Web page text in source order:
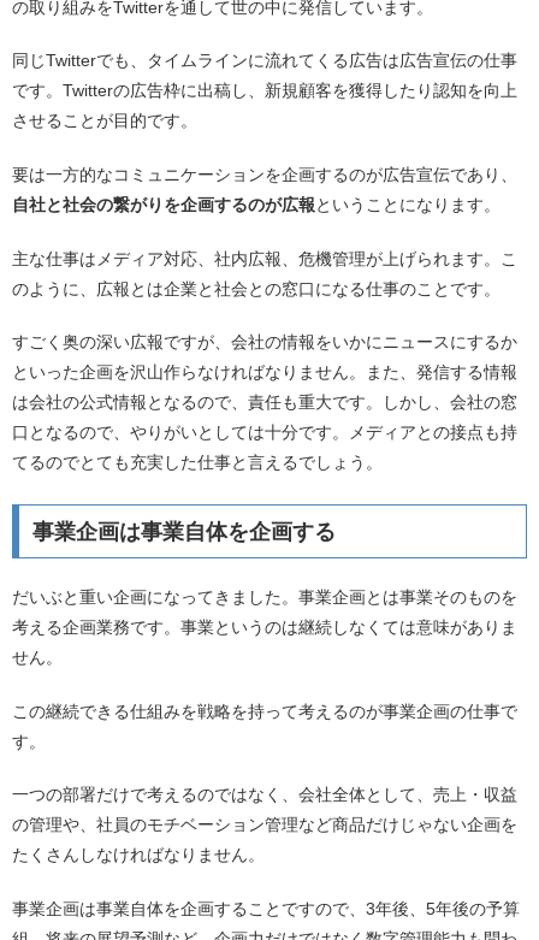
の取り組みをTwitterを通して世の中に発信しています。
同じTwitterでも、タイムラインに流れてくる広告は広告宣伝の仕事
です。Twitterの広告枠に出稿し、新規顧客を獲得したり認知を向上
させることが目的です。
要は一方的なコミュニケーションを企画するのが広告宣伝であり、
自社と社会の繋がりを企画するのが広報ということになります。
主な仕事はメディア対応、社内広報、危機管理が上げられます。こ
のように、広報とは企業と社会との窓口になる仕事のことです。
すごく奥の深い広報ですが、会社の情報をいかにニュースにするか
といった企画を沢山作らなければなりません。また、発信する情報
は会社の公式情報となるので、責任も重大です。しかし、会社の窓
口となるので、やりがいとしては十分です。メディアとの接点も持
てるのでとても充実した仕事と言えるでしょう。
事業企画は事業自体を企画する
だいぶと重い企画になってきました。事業企画とは事業そのものを
考える企画業務です。事業というのは継続しなくては意味がありま
せん。
この継続できる仕組みを戦略を持って考えるのが事業企画の仕事で
す。
一つの部署だけで考えるのではなく、会社全体として、売上・収益
の管理や、社員のモチベーション管理など商品だけじゃない企画を
たくさんしなければなりません。
事業企画は事業自体を企画することですので、3年後、5年後の予算